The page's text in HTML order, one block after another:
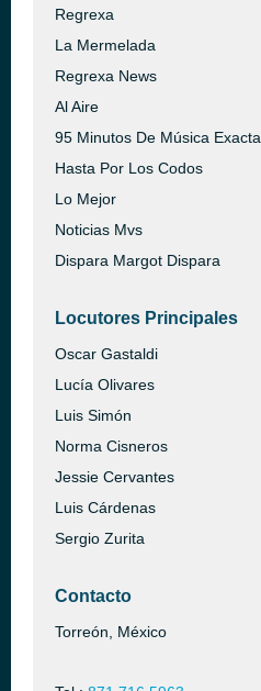
Regrexa
La Mermelada
Regrexa News
Al Aire
95 Minutos De Música Exacta
Hasta Por Los Codos
Lo Mejor
Noticias Mvs
Dispara Margot Dispara
Locutores Principales
Oscar Gastaldi
Lucía Olivares
Luis Simón
Norma Cisneros
Jessie Cervantes
Luis Cárdenas
Sergio Zurita
Contacto
Torreón, México